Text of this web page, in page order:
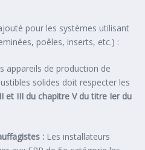
pour les systèmes utilisant
poêles, inserts, etc.) :
appareils de production de
solides doit respecter les
et III du chapitre V du titre Ier du
: Les installateurs